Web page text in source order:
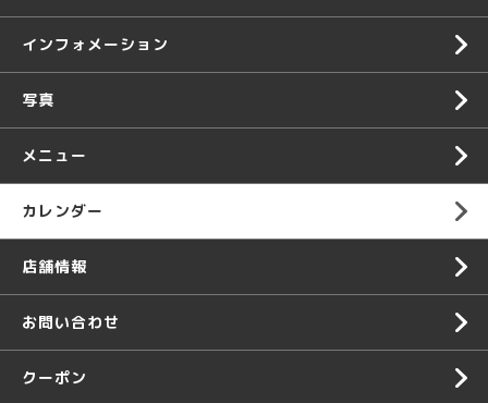
インフォメーション
写真
メニュー
カレンダー
店舗情報
お問い合わせ
クーポン